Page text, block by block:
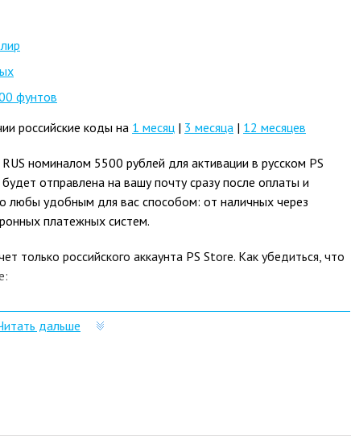
фунтов
российские коды на 1 месяц | 3 месяца | 12 месяцев
номиналом 5500 рублей для активации в русском PS
отправлена на вашу почту сразу после оплаты и
любы удобным для вас способом: от наличных через
платежных систем.
только российского аккаунта PS Store. Как убедиться, что
как RUB.
PS Store должна быть указана: Россия.
на 5500 рублей нужно именно в
дальше